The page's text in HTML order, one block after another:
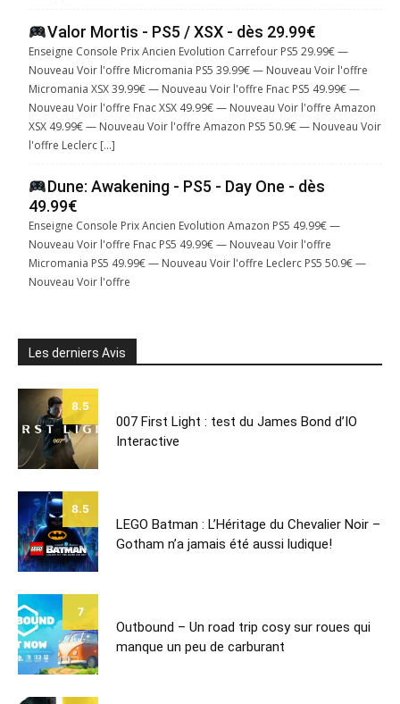
Valor Mortis - PS5 / XSX - dès 29.99€
Enseigne Console Prix Ancien Evolution Carrefour PS5 29.99€ —
Nouveau Voir l'offre Micromania PS5 39.99€ — Nouveau Voir l'offre
Micromania XSX 39.99€ — Nouveau Voir l'offre Fnac PS5 49.99€ —
Nouveau Voir l'offre Fnac XSX 49.99€ — Nouveau Voir l'offre Amazon
XSX 49.99€ — Nouveau Voir l'offre Amazon PS5 50.9€ — Nouveau Voir
l'offre Leclerc […]
Dune: Awakening - PS5 - Day One - dès
49.99€
Enseigne Console Prix Ancien Evolution Amazon PS5 49.99€ —
Nouveau Voir l'offre Fnac PS5 49.99€ — Nouveau Voir l'offre
Micromania PS5 49.99€ — Nouveau Voir l'offre Leclerc PS5 50.9€ —
Nouveau Voir l'offre
Les derniers Avis
8.5
007 First Light : test du James Bond d’IO
Interactive
8.5
LEGO Batman : L’Héritage du Chevalier Noir –
Gotham n’a jamais été aussi ludique!
7
Outbound – Un road trip cosy sur roues qui
manque un peu de carburant